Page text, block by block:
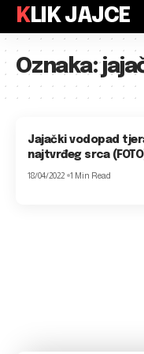
KLIK JAJCE
Oznaka:
Jajački vodopad
najtvrđeg srca
18/04/2022 1 Min Read